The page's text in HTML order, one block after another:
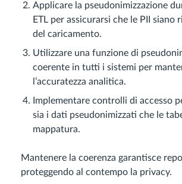
Applicare la pseudonimizzazione
ETL per assicurarsi che le PII siano
del caricamento.
Utilizzare una funzione di
coerente in tutti i sistemi per
l’accuratezza analitica.
Implementare controlli di accesso
sia i dati pseudonimizzati che le
mappatura.
Mantenere la coerenza garantisce
proteggendo al contempo la privacy.